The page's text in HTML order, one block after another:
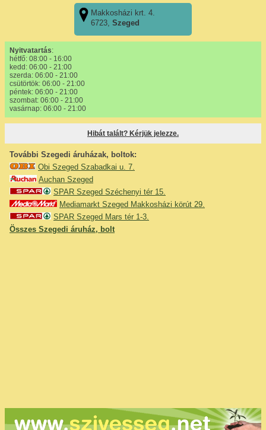
Makkosházi krt. 4.
6723,Szeged
Nyitvatartás:
hétfő: 08:00 - 16:00
kedd: 06:00 - 21:00
szerda: 06:00 - 21:00
csütörtök: 06:00 - 21:00
péntek: 06:00 - 21:00
szombat: 06:00 - 21:00
vasárnap: 06:00 - 21:00
Hibát talált? Kérjük jelezze.
További Szegedi áruházak, boltok:
Obi Szeged Szabadkai u. 7.
Auchan Szeged
SPAR Szeged Széchenyi tér 15.
Mediamarkt Szeged Makkosházi körút 29.
SPAR Szeged Mars tér 1-3.
Összes Szegedi áruház, bolt